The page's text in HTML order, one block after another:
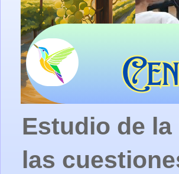
Estudio de
las